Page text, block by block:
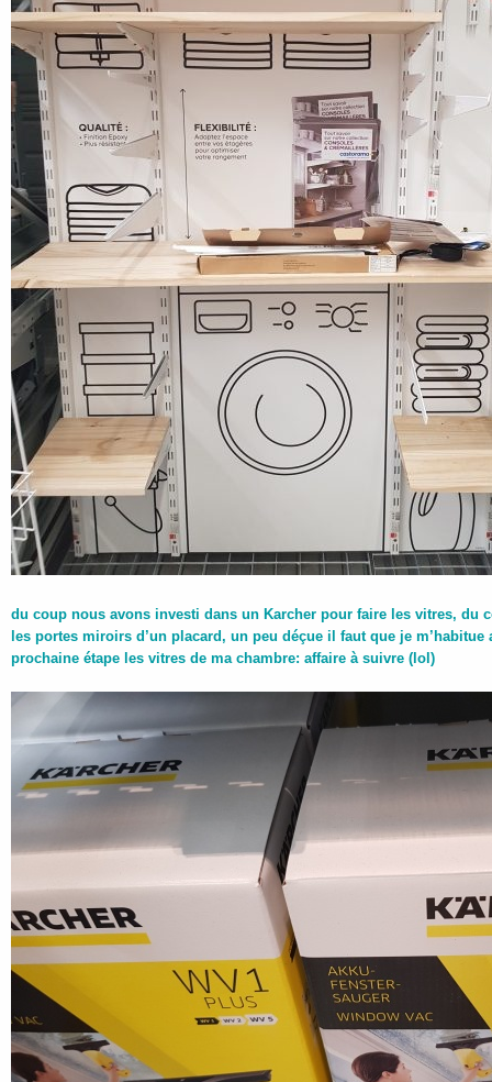
du coup nous avons investi dans un Karcher pour faire les vitres, du
les portes miroirs d’un placard, un peu déçue il faut que je m’habitue
prochaine étape les vitres de ma chambre: affaire à suivre (lol)